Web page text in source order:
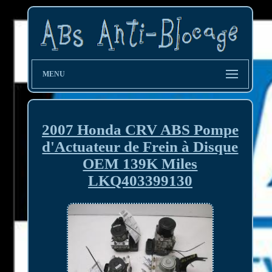
MENU
2007 Honda CRV ABS Pompe
d'Actuateur de Frein à Disque
OEM 139K Miles
LKQ403399130